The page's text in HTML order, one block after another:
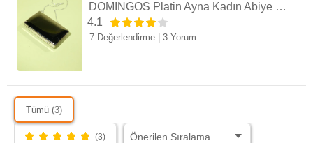
DOMİNGOS Platin Ayna Kadın Abiye Çanta
4.1
7 Değerlendirme 3 Yorum
Tümü (3)
(3)